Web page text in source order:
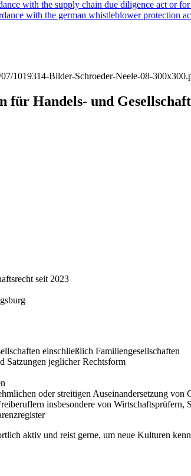
with the supply chain due diligence act or
with the german whistleblower protection
für Handels- und
seit 2023
einschließlich Familiengesellschaften
Satzungen jeglicher Rechtsform
oder streitigen Auseinandersetzung von
insbesondere von Wirtschaftsprüfern,
aktiv und reist gerne, um neue Kulturen